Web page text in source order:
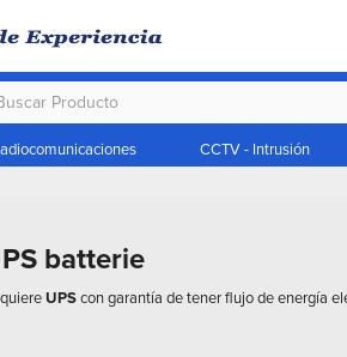
CCTV - Intrusión
batterie
UPScon garantía de tener flujo de energía